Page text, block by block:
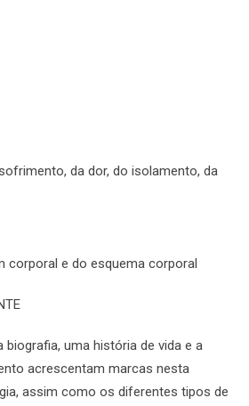
da dor, do isolamento, da
corporal e do esquema corporal
biografia, uma história de vida e a
acrescentam marcas nesta
assim como os diferentes tipos de